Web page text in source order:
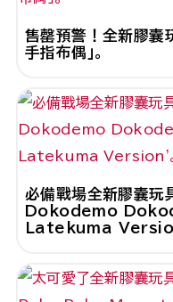
售罄預警！全新膠
手指布偶」。
必備戰場全新膠囊
Dokodemo
Latekuma